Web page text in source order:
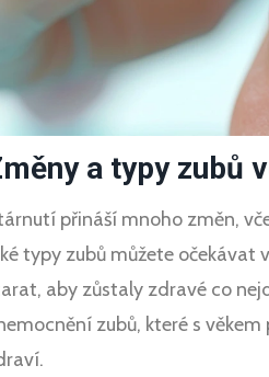
a typy zubů
přináší mnoho změn,
typy zubů můžete očekávat
aby zůstaly zdravé co
zubů, které s